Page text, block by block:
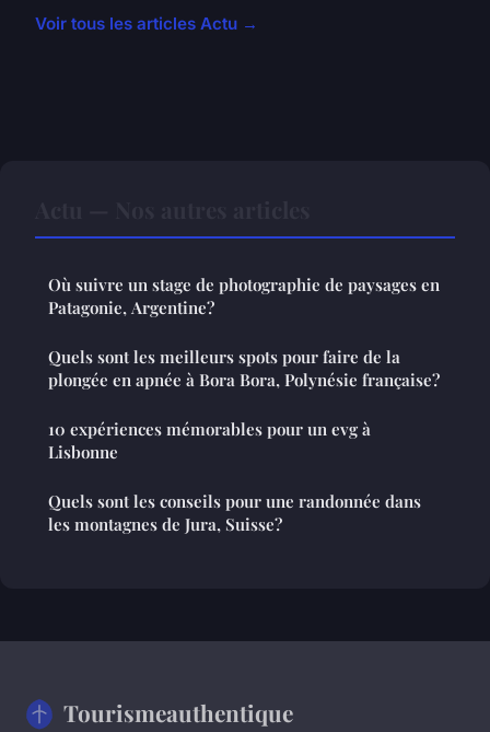
Voir tous les articles Actu →
Où suivre un stage de photographie de paysages en
Patagonie, Argentine?
Quels sont les meilleurs spots pour faire de la
plongée en apnée à Bora Bora, Polynésie française?
10 expériences mémorables pour un evg à
Lisbonne
Quels sont les conseils pour une randonnée dans
les montagnes de Jura, Suisse?
Tourismeauthentique